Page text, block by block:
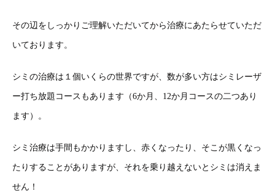
その辺をしっかりご理解いただいてから治療にあたらせていただ
いております。
シミの治療は１個いくらの世界ですが、数が多い方はシミレーザ
ー打ち放題コースもあります（6か月、12か月コースの二つあり
ます）。
シミ治療は手間もかかりますし、赤くなったり、そこが黒くなっ
たりすることがありますが、それを乗り越えないとシミは消えま
せん！